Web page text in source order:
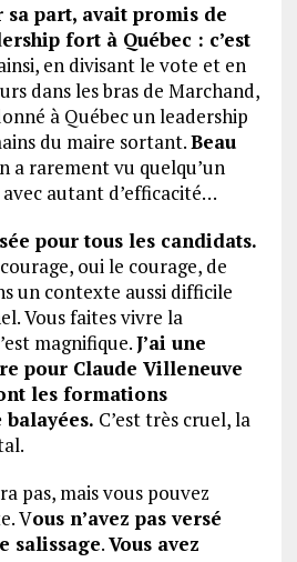
sa part, avait promis de
fort à Québec : c’est
en divisant le vote et en
dans les bras de Marchand,
à Québec un leadership
du maire sortant.Beau
a rarement vu quelqu’un
avec autant d’efficacité…
pour tous les candidats.
oui le courage, de
un contexte aussi difficile
Vous faites vivre la
magnifique.J’ai une
pour Claude Villeneuve
les formations
C’est très cruel, la
pas, mais vous pouvez
Vous n’avez pas versé
salissage.Vous avez